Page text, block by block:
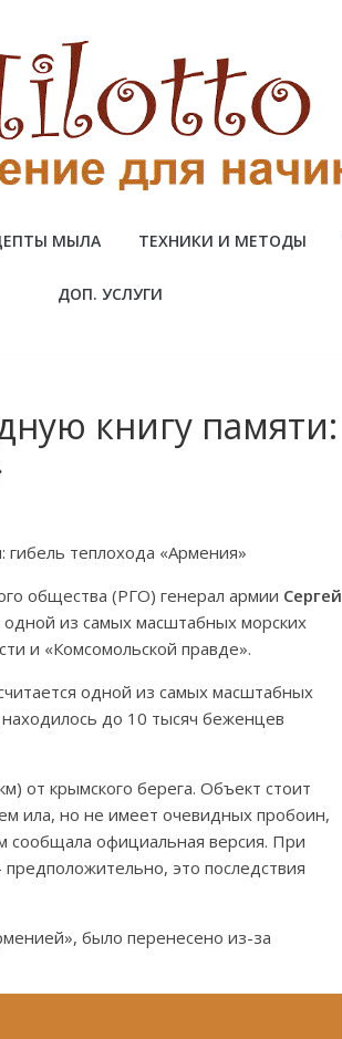
МЫЛА ТЕХНИКИ И МЕТОДЫ
ДОП. УСЛУГИ
книгу памяти:
общества (РГО) генерал армии Сергей
одной из самых масштабных морских
и «Комсомольской правде».
одной из самых масштабных
до 10 тысяч беженцев
от крымского берега. Объект стоит
ила, но не имеет очевидных пробоин,
сообщала официальная версия. При
это последствия
было перенесено из-за